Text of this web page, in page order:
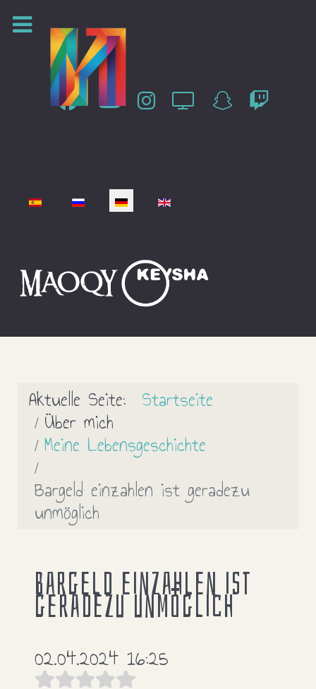
Sprache auswählen
Aktuelle Seite: Startseite
Über mich
Meine Lebensgeschichte
Bargeld einzahlen ist geradezu
unmöglich
Bargeld einzahlen ist
geradezu unmöglich
02.04.2024 16:25